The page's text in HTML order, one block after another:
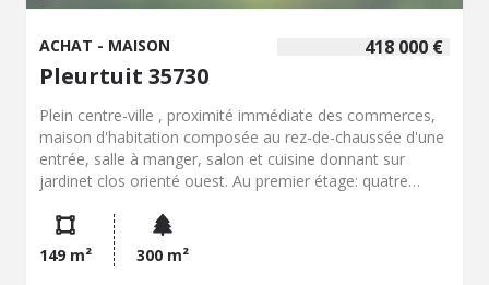
418 000 €
ACHAT - MAISON
Pleurtuit 35730
Plein centre-ville , proximité immédiate des commerces,
maison d'habitation composée au rez-de-chaussée d'une
entrée, salle à manger, salon et cuisine donnant sur
jardinet clos orienté ouest. Au premier étage: quatre
chambres, salle d'eau avec WC. Garage et cellier.
149 m²
300 m²